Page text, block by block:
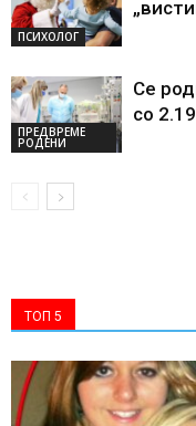
ПСИХОЛОГ
ПРЕДВРЕМЕ
РОДЕНИ
Се
со
ТОП 5